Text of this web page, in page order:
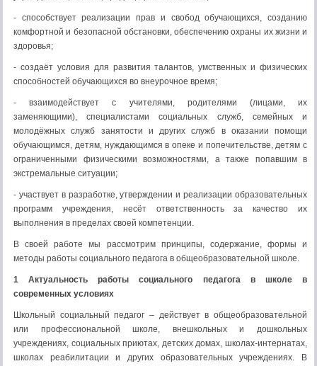
- способствует реализации прав и свобод обучающихся, созданию
комфортной и безопасной обстановки, обеспечению охраны их жизни и
здоровья;
- создаёт условия для развития талантов, умственных и физических
способностей обучающихся во внеурочное время;
- взаимодействует с учителями, родителями (лицами, их
заменяющими), специалистами социальных служб, семейных и
молодёжных служб занятости и других служб в оказании помощи
обучающимся, детям, нуждающимся в опеке и попечительстве, детям с
ограниченными физическими возможностями, а также попавшим в
экстремальные ситуации;
- участвует в разработке, утверждении и реализации образовательных
программ учреждения, несёт ответственность за качество их
выполнения в пределах своей компетенции.
В своей работе мы рассмотрим принципы, содержание, формы и
методы работы социального педагога в общеобразовательной школе.
1 Актуальность работы социального педагога в школе в
современных условиях
Школьный социальный педагог – действует в общеобразовательной
или профессиональной школе, внешкольных и дошкольных
учреждениях, социальных приютах, детских домах, школах-интернатах,
школах реабилитации и других образовательных учреждениях. В